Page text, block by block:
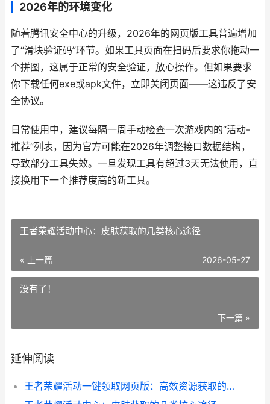
2026年的环境变化
随着腾讯安全中心的升级，2026年的网页版工具普遍增加
了“滑块验证码”环节。如果工具页面在扫码后要求你拖动一
个拼图，这属于正常的安全验证，放心操作。但如果要求
你下载任何exe或apk文件，立即关闭页面——这违反了安
全协议。
日常使用中，建议每隔一周手动检查一次游戏内的“活动-
推荐”列表，因为官方可能在2026年调整接口数据结构，
导致部分工具失效。一旦发现工具有超过3天无法使用，直
接换用下一个推荐度高的新工具。
王者荣耀活动中心：皮肤获取的几类核心途径
« 上一篇 2026-05-27
没有了！
下一篇 »
延伸阅读
王者荣耀活动一键领取网页版：高效资源获取的实用指南